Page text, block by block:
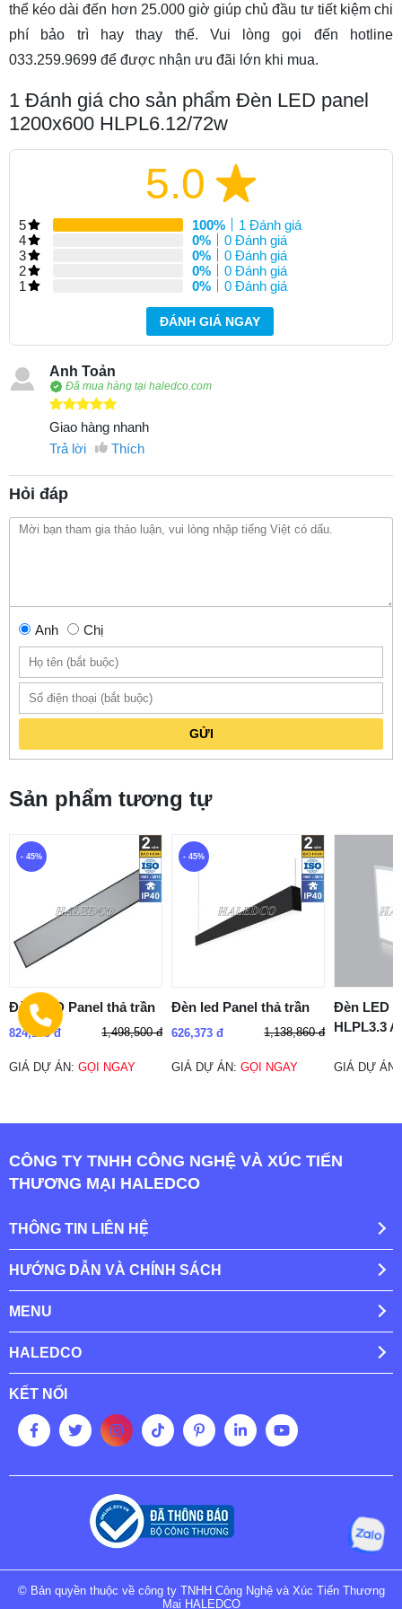
thể kéo dài đến hơn 25.000 giờ giúp chủ đầu tư tiết kiệm chi
phí bảo trì hay thay thế. Vui lòng gọi đến hotline
033.259.9699 để được nhận ưu đãi lớn khi mua.
1 Đánh giá cho sản phẩm Đèn LED panel
1200x600 HLPL6.12/72w
5.0
5 100%
1 Đánh giá
4
0%
0 Đánh giá
3
0%
0 Đánh giá
2
0%
0 Đánh giá
1
0% 0 Đánh giá
ĐÁNH GIÁ NGAY
Anh Toản
Đã mua hàng tại haledco.com
Giao hàng nhanh
Trả lời
Thích
Hỏi đáp
Anh Chị
GỬI
Sản phẩm tương tự
- 45%
Đèn LED Panel thả trần
824,175 đ 1,498,500 đ
GIÁ DỰ ÁN: GỌI NGAY
- 45%
Đèn led Panel thả trần
626,373 đ 1,138,860 đ
GIÁ DỰ ÁN:GỌI NGAY
Đèn LED
HLPL3.3
GIÁ DỰ
CÔNG TY TNHH CÔNG NGHỆ VÀ XÚC TIẾN
THƯƠNG MẠI HALEDCO
THÔNG TIN LIÊN HỆ
HƯỚNG DẪN VÀ CHÍNH SÁCH
MENU
HALEDCO
KẾT NỐI
© Bản quyền thuộc về công ty TNHH Công Nghệ và Xúc Tiến Thương
Mại HALEDCO